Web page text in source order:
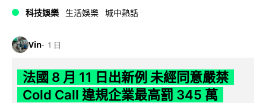
科技娛樂 生活娛樂 城中熱話
Vin 1 日
法國 8 月 11 日出新例 未經同意嚴禁
Cold Call 違規企業最高罰 345 萬